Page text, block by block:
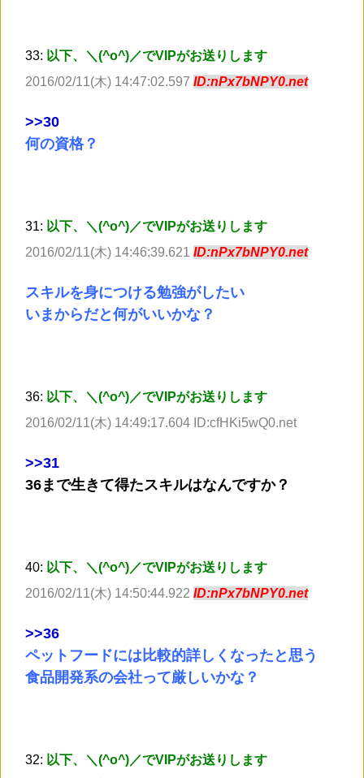
33: 以下、＼(^o^)／でVIPがお送りします
2016/02/11(木) 14:47:02.597 ID:nPx7bNPY0.net
>>30
何の資格？
31: 以下、＼(^o^)／でVIPがお送りします
2016/02/11(木) 14:46:39.621 ID:nPx7bNPY0.net
スキルを身につける勉強がしたい
いまからだと何がいいかな？
36: 以下、＼(^o^)／でVIPがお送りします
2016/02/11(木) 14:49:17.604 ID:cfHKi5wQ0.net
>>31
36まで生きて得たスキルはなんですか？
40: 以下、＼(^o^)／でVIPがお送りします
2016/02/11(木) 14:50:44.922 ID:nPx7bNPY0.net
>>36
ペットフードには比較的詳しくなったと思う
食品開発系の会社って厳しいかな？
32: 以下、＼(^o^)／でVIPがお送りします